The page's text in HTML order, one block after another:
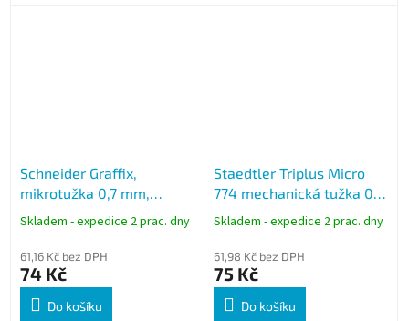
Schneider Graffix,
mikrotužka 0,7 mm,
modré tělo
Skladem - expedice 2 prac. dny
61,16 Kč bez DPH
74 Kč
Do košíku
Staedtler Triplus Micro
774 mechanická tužka 0,5
mm, šedá
Skladem - expedice 2 prac. dny
61,98 Kč bez DPH
75 Kč
Do košíku